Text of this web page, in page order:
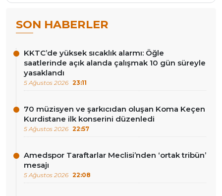
SON HABERLER
KKTC’de yüksek sıcaklık alarmı: Öğle
saatlerinde açık alanda çalışmak 10 gün süreyle
yasaklandı
5 Ağustos 2026 23:11
70 müzisyen ve şarkıcıdan oluşan Koma Keçen
Kurdistane ilk konserini düzenledi
5 Ağustos 2026 22:57
Amedspor Taraftarlar Meclisi’nden ‘ortak tribün’
mesajı
5 Ağustos 2026 22:08